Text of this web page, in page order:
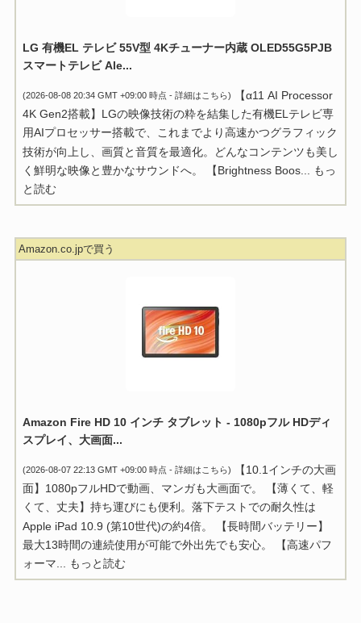
LG 有機EL テレビ 55V型 4Kチューナー内蔵 OLED55G5PJB
スマートテレビ Ale...
(2026-08-08 20:34 GMT +09:00 時点 - 詳細はこちら)
【α11 AI Processor
4K Gen2搭載】LGの映像技術の粋を結集した有機ELテレビ専
用AIプロセッサー搭載で、これまでより高速かつグラフィック
技術が向上し、画質と音質を最適化。どんなコンテンツも美し
く鮮明な映像と豊かなサウンドへ。 【Brightness Boos...
もっ
と読む
Amazon.co.jpで買う
Amazon Fire HD 10 インチ タブレット - 1080pフル HDディ
スプレイ、大画面...
(2026-08-07 22:13 GMT +09:00 時点 - 詳細はこちら)
【10.1インチの大画
面】1080pフルHDで動画、マンガも大画面で。 【薄くて、軽
くて、丈夫】持ち運びにも便利。落下テストでの耐久性は
Apple iPad 10.9 (第10世代)の約4倍。 【長時間バッテリー】
最大13時間の連続使用が可能で外出先でも安心。 【高速パフ
ォーマ... もっと読む